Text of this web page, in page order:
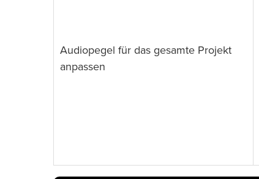
Audiopegel für das gesamte Projekt
anpassen